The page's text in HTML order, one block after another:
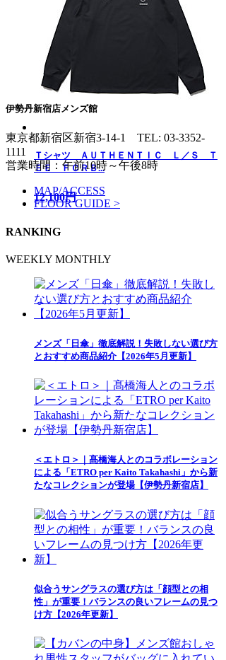
Ｔシャツ ＡＵＴＨＥＮＴＩＣ Ｌ／Ｓ Ｔ
ＥＥ ＦＣＲＢ...
12,100円
伊勢丹新宿店メンズ館
東京都新宿区新宿3-14-1 TEL: 03-3352-
1111
営業時間：午前10時～午後8時
MAP/ACCESS
FLOOR GUIDE >
RANKING
WEEKLY MONTHLY
メンズ「日傘」徹底解説！失敗しない選び方
とおすすめ商品紹介【2026年5月更新】
＜エトロ＞｜髙橋海人とのコラボレーション
による「ETRO per Kaito Takahashi」から新
たなコレクションが登場【伊勢丹新宿店】
似合うサングラスの選び方は「顔型との相
性」が重要！バランスの良いフレームの見つ
け方【2026年更新】